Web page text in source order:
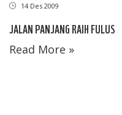
14 Des 2009
JALAN PANJANG RAIH FULUS
Read More »